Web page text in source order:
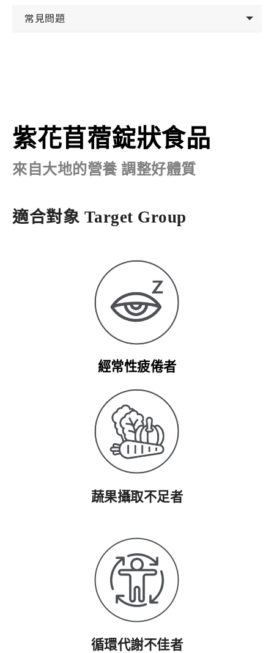
常見問題
紫花苜蓿錠狀食品
來自大地的營養 調整好體質
適合對象 Target Group
經常性疲倦者
蔬果攝取不足者
循環代謝不佳者